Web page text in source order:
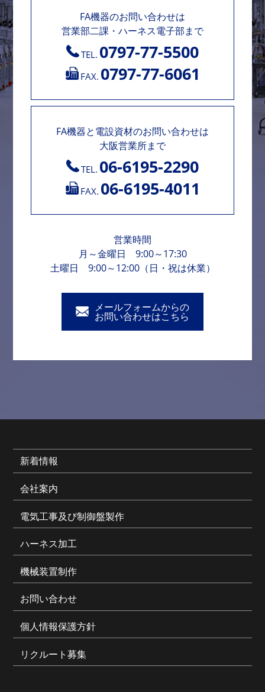
FA機器のお問い合わせは
営業部二課・ハーネス電子部まで
TEL. 0797-77-5500
FAX. 0797-77-6061
FA機器と電設資材のお問い合わせは
大阪営業所まで
TEL. 06-6195-2290
FAX. 06-6195-4011
営業時間
月～金曜日 9:00～17:30
土曜日 9:00～12:00（日・祝は休業）
メールフォームからの
お問い合わせはこちら
新着情報
会社案内
電気工事及び制御盤製作
ハーネス加工
機械装置制作
お問い合わせ
個人情報保護方針
リクルート募集